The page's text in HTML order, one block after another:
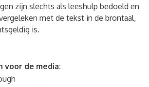
zijn slechts als leeshulp bedoeld en
met de tekst in de brontaal,
is.
voor de media: